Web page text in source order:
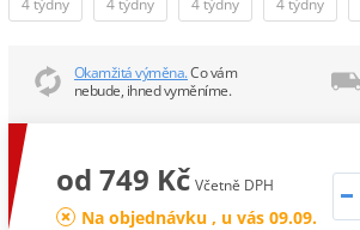
4 týdny 4 týdny 4 týdny 4 týdny
Okamžitá výměna.Co vám
nebude, ihned vyměníme.
od 749 Kč Včetně DPH
Na objednávku , u vás 09.09.